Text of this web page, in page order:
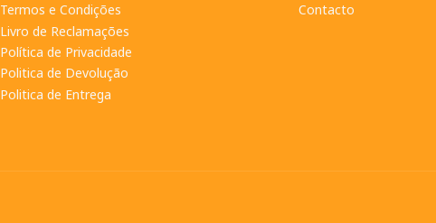
Termos e Condições
Livro de Reclamações
Política de Privacidade
Politica de Devolução
Politica de Entrega
Contacto